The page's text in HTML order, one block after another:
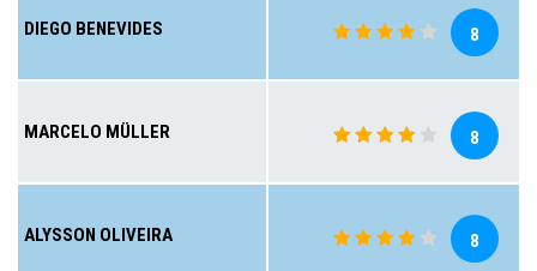
DIEGO BENEVIDES 8
MARCELO MÜLLER 8
ALYSSON OLIVEIRA 8